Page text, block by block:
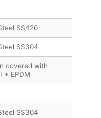
SS420
SS304
covered with
+ EPDM
SS304